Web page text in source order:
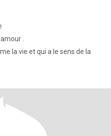
.
la vie et qui a le sens de la